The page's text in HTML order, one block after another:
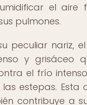
el aire
pulmones.
peculiar nariz,
y grisáceo
el frío
estepas. Esta
contribuye a